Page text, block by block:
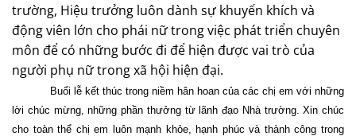
trường, Hiệu trưởng luôn dành sự khuyến khích và
động viên lớn cho phái nữ trong việc phát triển chuyên
môn để có những bước đi để hiện được vai trò của
người phụ nữ trong xã hội hiện đại.
Buổi lễ kết thúc trong niềm hân hoan của các chị em với những
lời chúc mừng, những phần thưởng từ lãnh đạo Nhà trường. Xin chúc
cho toàn thể chị em luôn mạnh khỏe, hạnh phúc và thành công trong